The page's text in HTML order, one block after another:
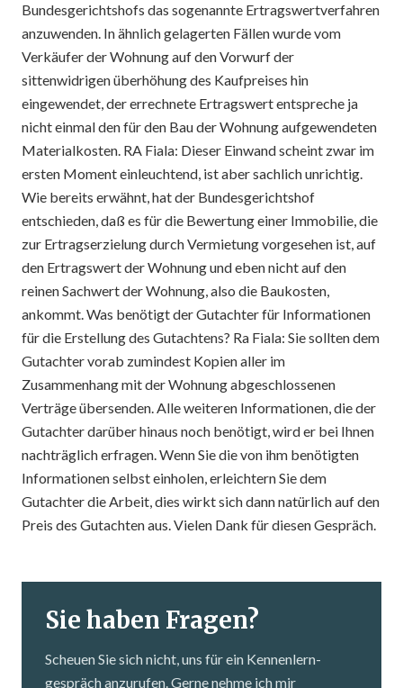
Bundesgerichtshofs das sogenannte Ertragswertverfahren
anzuwenden. In ähnlich gelagerten Fällen wurde vom
Verkäufer der Wohnung auf den Vorwurf der
sittenwidrigen überhöhung des Kaufpreises hin
eingewendet, der errechnete Ertragswert entspreche ja
nicht einmal den für den Bau der Wohnung aufgewendeten
Materialkosten. RA Fiala: Dieser Einwand scheint zwar im
ersten Moment einleuchtend, ist aber sachlich unrichtig.
Wie bereits erwähnt, hat der Bundesgerichtshof
entschieden, daß es für die Bewertung einer Immobilie, die
zur Ertragserzielung durch Vermietung vorgesehen ist, auf
den Ertragswert der Wohnung und eben nicht auf den
reinen Sachwert der Wohnung, also die Baukosten,
ankommt. Was benötigt der Gutachter für Informationen
für die Erstellung des Gutachtens? Ra Fiala: Sie sollten dem
Gutachter vorab zumindest Kopien aller im
Zusammenhang mit der Wohnung abgeschlossenen
Verträge übersenden. Alle weiteren Informationen, die der
Gutachter darüber hinaus noch benötigt, wird er bei Ihnen
nachträglich erfragen. Wenn Sie die von ihm benötigten
Informationen selbst einholen, erleichtern Sie dem
Gutachter die Arbeit, dies wirkt sich dann natürlich auf den
Preis des Gutachten aus. Vielen Dank für diesen Gespräch.
Sie haben Fragen?
Scheuen Sie sich nicht, uns für ein Kennenlern­
gespräch anzurufen. Gerne nehme ich mir